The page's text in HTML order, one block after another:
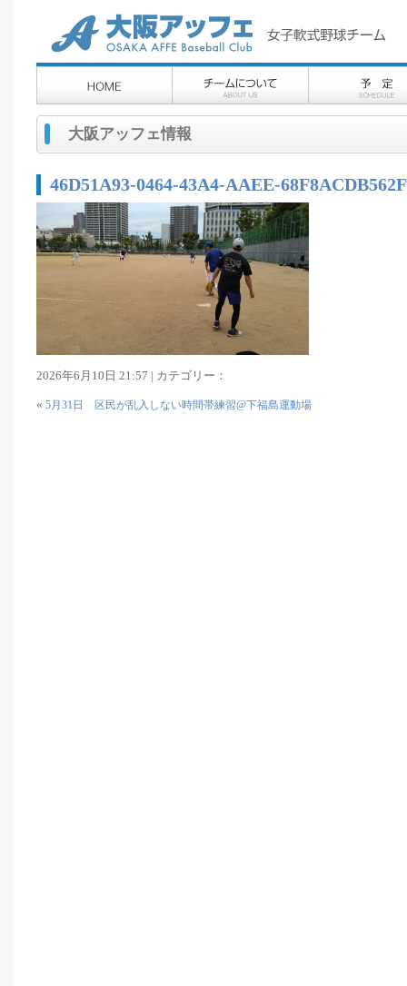
大阪アッフェ情報
46D51A93-0464-43A4-AAEE-68F8ACDB562F
2026年6月10日 21:57 | カテゴリー：
« 5月31日 区民が乱入しない時間帯練習@下福島運動場